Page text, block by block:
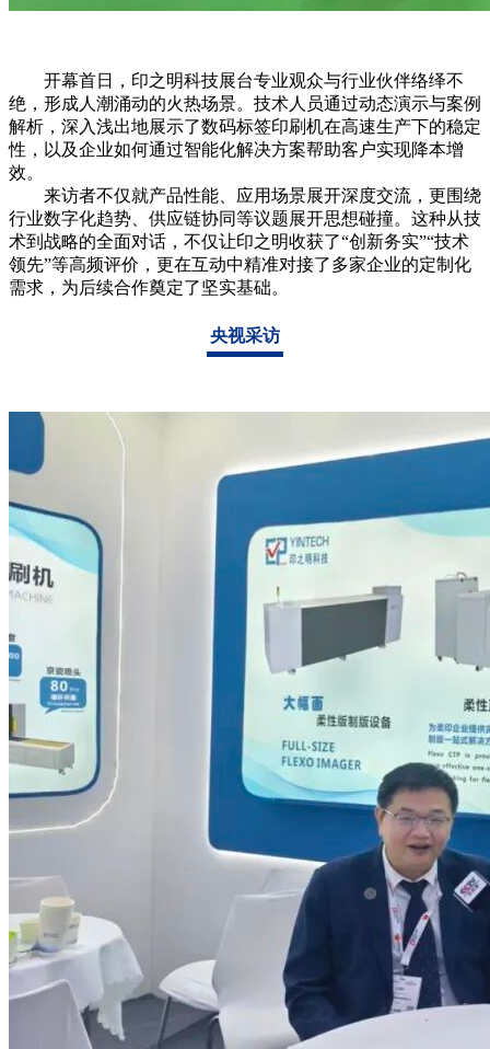
开幕首日，印之明科技展台专业观众与行业伙伴络绎不
绝，形成人潮涌动的火热场景。技术人员通过动态演示与案例
解析，深入浅出地展示了数码标签印刷机在‌高速生产下的稳定
性‌，以及企业如何通过智能化解决方案帮助客户实现‌降本增
效。
来访者不仅就产品性能、应用场景展开深度交流，更围绕
行业数字化趋势、供应链协同等议题展开思想碰撞。这种从技
术到战略的全面对话，不仅让印之明收获了“创新务实”“技术
领先”等高频评价，更在互动中精准对接了多家企业的定制化
需求，为后续合作奠定了坚实基础。
央视采访